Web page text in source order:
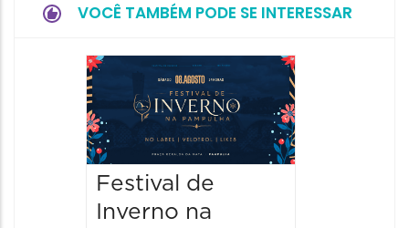
VOCÊ TAMBÉM PODE SE INTERESSAR
Festival de
Inverno na